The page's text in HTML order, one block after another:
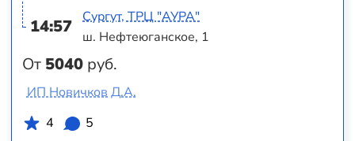
14:57
От 5040 руб.
Сургут, ТРЦ "АУРА"
ш. Нефтеюганское, 1
ИП Новичков Д.А.
4
5